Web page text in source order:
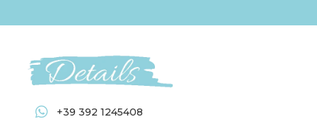
+39 392 1245408